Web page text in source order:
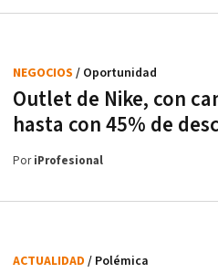
Outlet de Nike, con
hasta con 45% de
NEGOCIOS / Oportunidad
PoriProfesional
ACTUALIDAD / Polémica